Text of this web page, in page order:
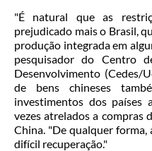
"É natural que as
prejudicado mais o Brasil,
produção integrada em
pesquisador do Centro
Desenvolvimento (Cedes/
de bens chineses
investimentos dos países
vezes atrelados a compras
China. "De qualquer forma,
difícil recuperação."